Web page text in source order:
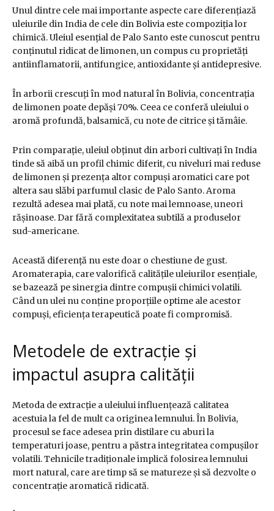
Unul dintre cele mai importante aspecte care diferențiază
uleiurile din India de cele din Bolivia este compoziția lor
chimică. Uleiul esențial de Palo Santo este cunoscut pentru
conținutul ridicat de limonen, un compus cu proprietăți
antiinflamatorii, antifungice, antioxidante și antidepresive.
În arborii crescuți în mod natural în Bolivia, concentrația
de limonen poate depăși 70%. Ceea ce conferă uleiului o
aromă profundă, balsamică, cu note de citrice și tămâie.
Prin comparație, uleiul obținut din arbori cultivați în India
tinde să aibă un profil chimic diferit, cu niveluri mai reduse
de limonen și prezența altor compuși aromatici care pot
altera sau slăbi parfumul clasic de Palo Santo. Aroma
rezultă adesea mai plată, cu note mai lemnoase, uneori
rășinoase. Dar fără complexitatea subtilă a produselor
sud-americane.
Această diferență nu este doar o chestiune de gust.
Aromaterapia, care valorifică calitățile uleiurilor esențiale,
se bazează pe sinergia dintre compușii chimici volatili.
Când un ulei nu conține proporțiile optime ale acestor
compuși, eficiența terapeutică poate fi compromisă.
Metodele de extracție și
impactul asupra calității
Metoda de extracție a uleiului influențează calitatea
acestuia la fel de mult ca originea lemnului. În Bolivia,
procesul se face adesea prin distilare cu aburi la
temperaturi joase, pentru a păstra integritatea compușilor
volatili. Tehnicile tradiționale implică folosirea lemnului
mort natural, care are timp să se matureze și să dezvolte o
concentrație aromatică ridicată.